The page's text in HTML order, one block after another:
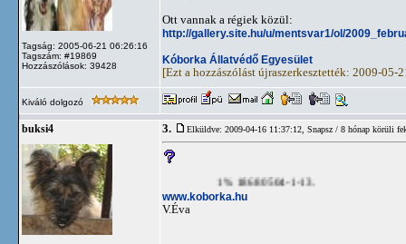
Tagság: 2005-06-21 06:26:16
Tagszám: #19869
Hozzászólások: 39428
Ott vannak a régiek közül:
http://gallery.site.hu/u/mentsvar1/ol/
Kóborka Állatvédő Egyesület
[Ezt a hozzászólást újraszerkesztették: 2009-05-
Kiváló dolgozó
buksi4 3. Elküldve: 2009-04-16 11:37:12, Snapsz / 8 hónap körüli
1% 18680504-1-13.
www.koborka.hu
V.Éva